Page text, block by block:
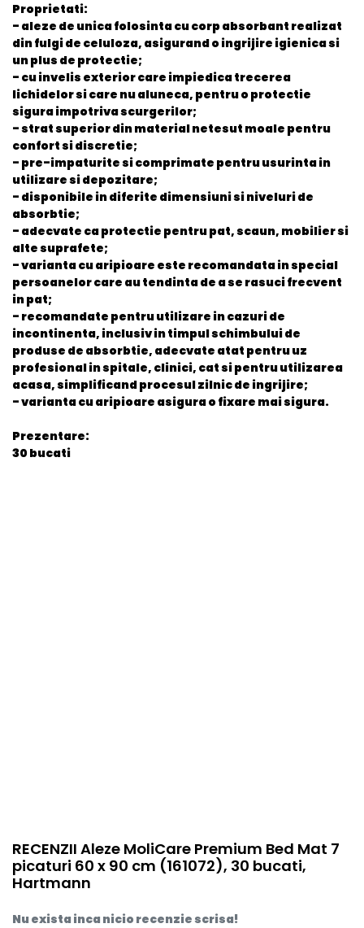
Proprietati:
- aleze de unica folosinta cu corp absorbant realizat
din fulgi de celuloza, asigurand o ingrijire igienica si
un plus de protectie;
- cu invelis exterior care impiedica trecerea
lichidelor si care nu aluneca, pentru o protectie
sigura impotriva scurgerilor;
- strat superior din material netesut moale pentru
confort si discretie;
- pre-impaturite si comprimate pentru usurinta in
utilizare si depozitare;
- disponibile in diferite dimensiuni si niveluri de
absorbtie;
- adecvate ca protectie pentru pat, scaun, mobilier si
alte suprafete;
- varianta cu aripioare este recomandata in special
persoanelor care au tendinta de a se rasuci frecvent
in pat;
- recomandate pentru utilizare in cazuri de
incontinenta, inclusiv in timpul schimbului de
produse de absorbtie, adecvate atat pentru uz
profesional in spitale, clinici, cat si pentru utilizarea
acasa, simplificand procesul zilnic de ingrijire;
- varianta cu aripioare asigura o fixare mai sigura.
Prezentare:
30 bucati
RECENZII Aleze MoliCare Premium Bed Mat 7
picaturi 60 x 90 cm (161072), 30 bucati,
Hartmann
Nu exista inca nicio recenzie scrisa!